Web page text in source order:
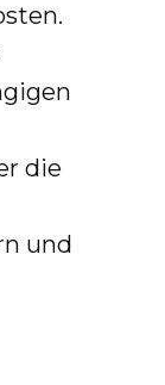
die
und